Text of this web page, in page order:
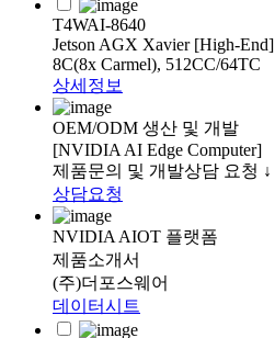
T4WAI-8640
Jetson AGX Xavier [High-End]
8C(8x Carmel), 512CC/64TC
상세정보
OEM/ODM 생산 및 개발
[NVIDIA AI Edge Computer]
제품문의 및 개발상담 요청 ↓
상담요청
NVIDIA AIOT 플랫폼
제품소개서
(주)더포스웨어
데이터시트